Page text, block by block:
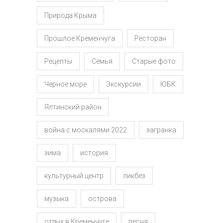
Природа Крыма
Прошлое Кременчуга Ресторан
Рецепты Семья Старые фото
Черное море Экскурсии ЮБК
Ялтинский район
война с москалями 2022 загранка
зима история
культурный центр ликбез
музыка острова